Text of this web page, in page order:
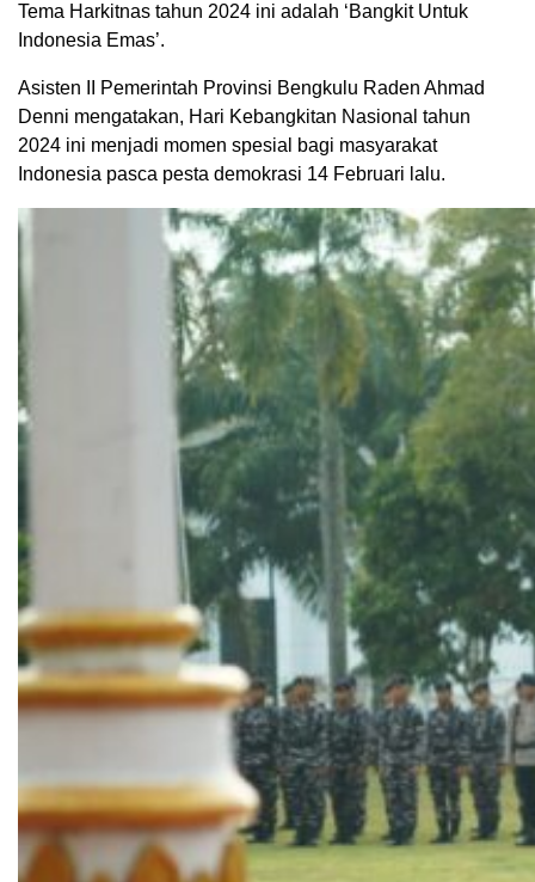
Tema Harkitnas tahun 2024 ini adalah ‘Bangkit Untuk
Indonesia Emas’.
Asisten II Pemerintah Provinsi Bengkulu Raden Ahmad
Denni mengatakan, Hari Kebangkitan Nasional tahun
2024 ini menjadi momen spesial bagi masyarakat
Indonesia pasca pesta demokrasi 14 Februari lalu.